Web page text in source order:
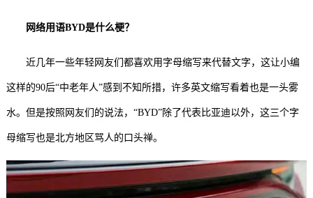
网络用语BYD是什么梗？
近几年一些年轻网友们都喜欢用字母缩写来代替文字，这让小编
这样的90后“中老年人”感到不知所措，许多英文缩写看着也是一头雾
水。但是按照网友们的说法，“BYD”除了代表比亚迪以外，这三个字
母缩写也是北方地区骂人的口头禅。